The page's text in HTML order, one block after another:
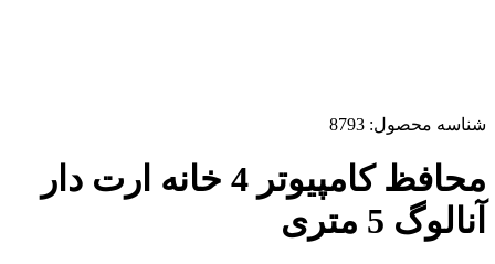
شناسه محصول: 8793
محافظ کامپیوتر 4 خانه ارت دار
آنالوگ 5 متری